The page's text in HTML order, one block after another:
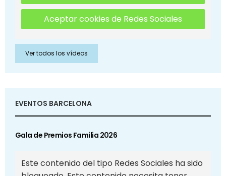
Aceptar cookies de Redes Sociales
Ver todos los vídeos
EVENTOS BARCELONA
Gala de Premios Familia 2026
Este contenido del tipo Redes Sociales ha sido